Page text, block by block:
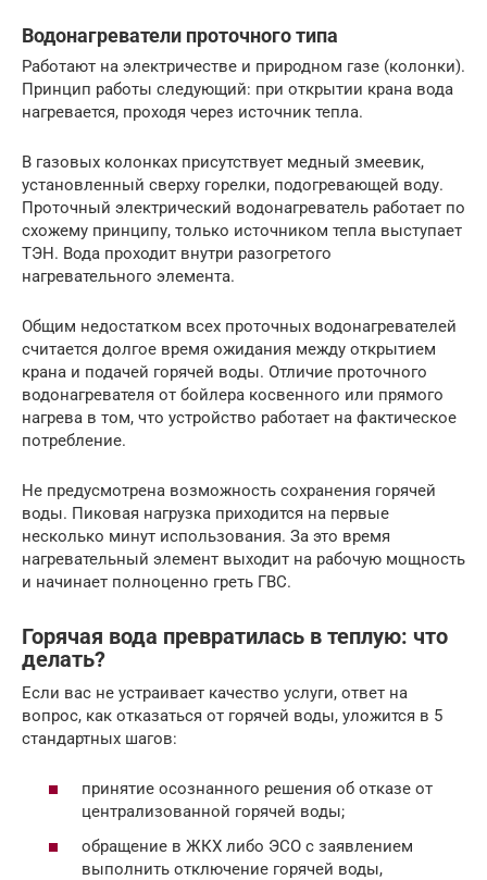
Водонагреватели проточного типа
Работают на электричестве и природном газе (колонки).
Принцип работы следующий: при открытии крана вода
нагревается, проходя через источник тепла.
В газовых колонках присутствует медный змеевик,
установленный сверху горелки, подогревающей воду.
Проточный электрический водонагреватель работает по
схожему принципу, только источником тепла выступает
ТЭН. Вода проходит внутри разогретого
нагревательного элемента.
Общим недостатком всех проточных водонагревателей
считается долгое время ожидания между открытием
крана и подачей горячей воды. Отличие проточного
водонагревателя от бойлера косвенного или прямого
нагрева в том, что устройство работает на фактическое
потребление.
Не предусмотрена возможность сохранения горячей
воды. Пиковая нагрузка приходится на первые
несколько минут использования. За это время
нагревательный элемент выходит на рабочую мощность
и начинает полноценно греть ГВС.
Горячая вода превратилась в теплую: что
делать?
Если вас не устраивает качество услуги, ответ на
вопрос, как отказаться от горячей воды, уложится в 5
стандартных шагов:
принятие осознанного решения об отказе от
централизованной горячей воды;
обращение в ЖКХ либо ЭСО с заявлением
выполнить отключение горячей воды,